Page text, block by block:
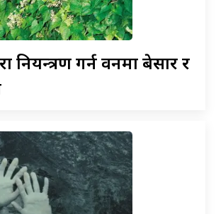
नियन्त्रण गर्न वनमा बेसार र